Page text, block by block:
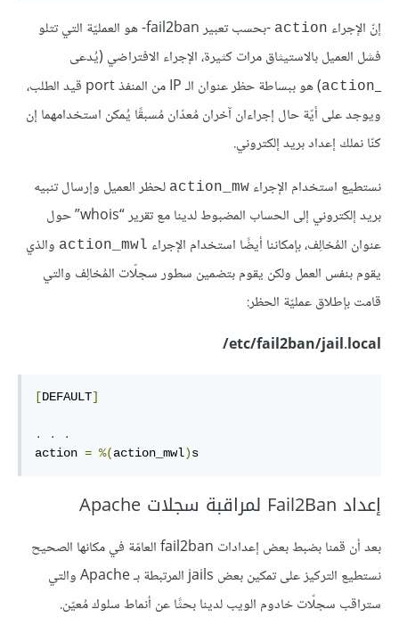
إنّ الإجراء action
-بحسب تعبير fail2ban- هو العمليّة التي تتلو
فشل العميل بالاستيثاق مرات كثيرة، الإجراء الافتراضي (يُدعى
_
action
) هو ببساطة حظر عنوان الـ IP من المنفذ port قيد الطلب،
ويوجد على أيّة حال إجراءان آخران مُعدّان مُسبقًا يُمكن استخدامهما إن
كنّا نملك إعداد بريد إلكتروني.
نستطيع استخدام الإجراء action_mw لحظر العميل وإرسال تنبيه
بريد إلكتروني إلى الحساب المضبوط لدينا مع تقرير “whois” حول
عنوان المُخالِف، بإمكاننا أيضًا استخدام الإجراء action_mwl والذي
يقوم بنفس العمل ولكن يقوم بتضمين سطور سجلّات المُخالِف والتي
قامت بإطلاق عمليّة الحظر:
etc/fail2ban/jail.local/
[DEFAULT]
. .
.
action = %(action_mwl)s
إعداد Fail2Ban لمراقبة سجلات Apache
بعد أن قمنا بضبط بعض إعدادات fail2ban العامّة في مكانها الصحيح
نستطيع التركيز على تمكين بعض jails المرتبطة بـ Apache والتي
ستراقب سجلّات خادوم الويب لدينا بحثًا عن أنماط سلوك مُعيّن.